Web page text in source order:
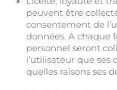
peuvent être
consentement de
données. A chaque
personnel seront
l’utilisateur que ses
quelles raisons ses